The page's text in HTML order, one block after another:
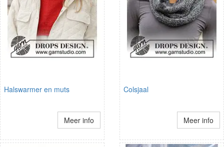
Halswarmer en muts
Meer info
Colsjaal
Meer info